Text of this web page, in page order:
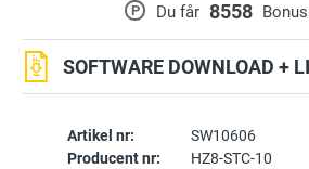
Artikel nr:
SW10606
Producent nr:
HZ8-STC-10
P Du får 8558
SOFTWARE DOWNLOAD +